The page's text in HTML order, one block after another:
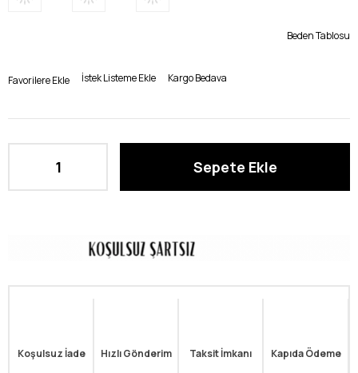
Beden Tablosu
Favorilere Ekle İstek Listeme Ekle Kargo Bedava
Koşulsuz İade Hızlı Gönderim Taksit İmkanı Kapıda Ödeme